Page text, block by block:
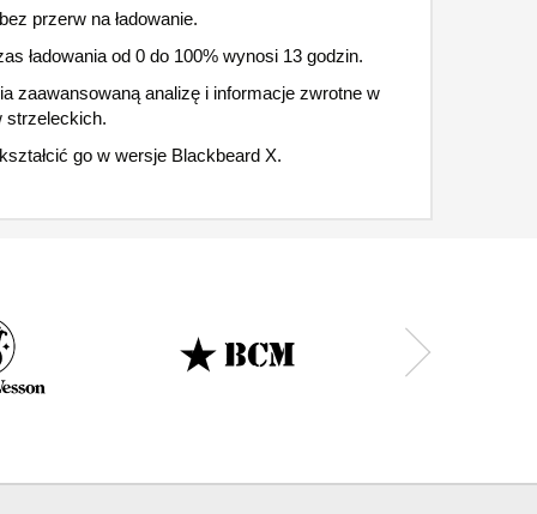
przerw na ładowanie.
ładowania od 0 do 100% wynosi 13 godzin.
zaawansowaną analizę i informacje zwrotne w
strzeleckich.
go w wersje Blackbeard X.